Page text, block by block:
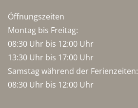
Öffnungszeiten
Montag bis Freitag:
08:30 Uhr bis 12:00 Uhr
13:30 Uhr bis 17:00 Uhr
Samstag während der Ferienzeiten:
08:30 Uhr bis 12:00 Uhr